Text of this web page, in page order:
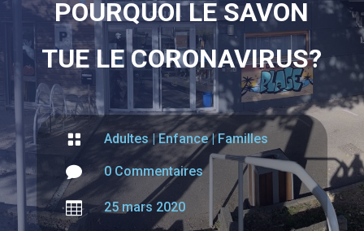
POURQUOI LE SAVON
TUE LE CORONAVIRUS?
 Adultes|Enfance| Familles
 0 Commentaires
 25 mars 2020